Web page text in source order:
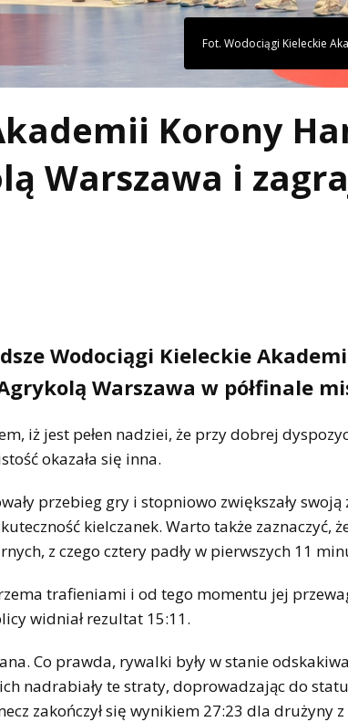
Fot. Wodociągi Kieleckie
Korony
Warszawa i
Wodociągi Kieleckie
Warszawa w półfinale
iż jest pełen nadziei, że przy dobrej
okazała się inna.
przebieg gry i stopniowo zwiększały swoją
kielczanek. Warto także zaznaczyć,
z czego cztery padły w pierwszych 11
trafieniami i od tego momentu jej
widniał rezultat 15:11.
Co prawda, rywalki były w stanie
nadrabiały te straty, doprowadzając do
zakończył się wynikiem 27:23 dla drużyny